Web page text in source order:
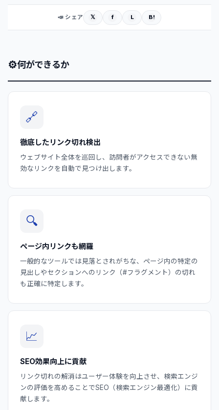
📣 シェア 𝕏 f L B!
⚙何ができるか
🔗
徹底したリンク切れ検出
ウェブサイト全体を巡回し、訪問者がアクセスできない無
効なリンクを自動で見つけ出します。
🔍
ページ内リンクも網羅
一般的なツールでは見落とされがちな、ページ内の特定の
見出しやセクションへのリンク（#フラグメント）の切れ
も正確に特定します。
📈
SEO効果向上に貢献
リンク切れの解消はユーザー体験を向上させ、検索エンジ
ンの評価を高めることでSEO（検索エンジン最適化）に貢
献します。